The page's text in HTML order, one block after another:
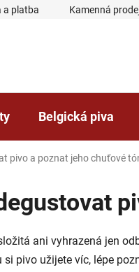
a platba Kamenná
Belgická piva
pivo a poznat jeho chuťové
ani vyhrazená jen
pivo užijete víc, lépe